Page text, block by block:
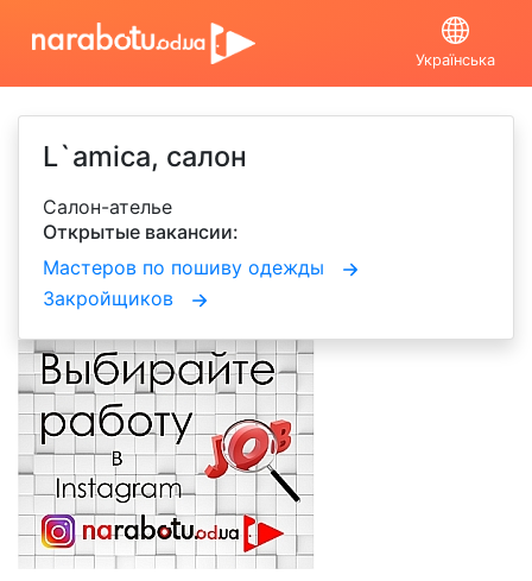
Українська
L`amica, салон
Салон-ателье
Открытые вакансии:
Мастеров по пошиву одежды
Закройщиков